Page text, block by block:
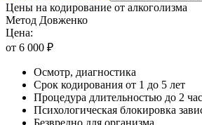
Цены на кодирование от алкоголизма
Метод Довженко
Цена:
от 6 000 ₽
Осмотр, диагностика
Срок кодирования от 1 до 5 лет
Процедура длительностью до 2
Психологическая блокировка
Безвредно для организма